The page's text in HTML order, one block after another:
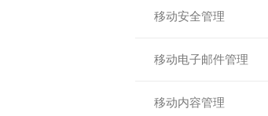
移动安全管理
移动电子邮件管理
移动内容管理